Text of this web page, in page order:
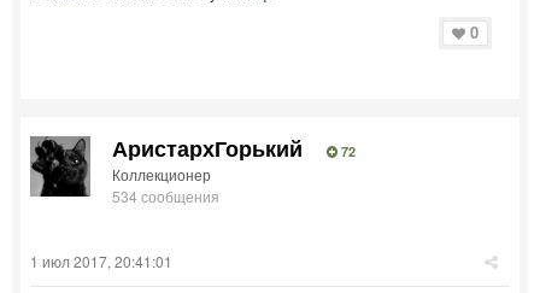
0
АристархГорький 72
Коллекционер
534 сообщения
1 июл 2017, 20:41:01